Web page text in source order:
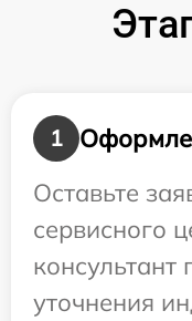
1
Оставьте
сервисного
консультант
уточнения